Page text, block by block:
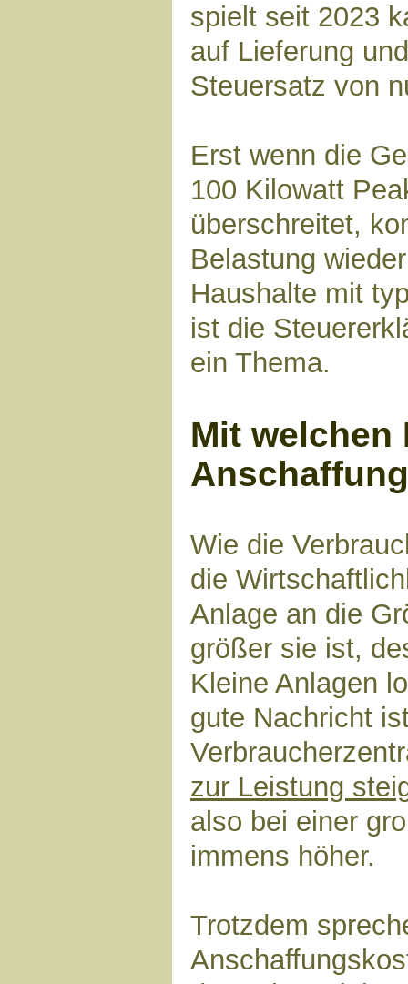
spielt seit 2023
auf Lieferung
Steuersatz von
Erst wenn die
100 Kilowatt
überschreitet,
Belastung
Haushalte mit
ist die
ein Thema.
Mit welchen
Wie die
die
Anlage an die
größer sie ist,
Kleine Anlagen
gute Nachricht
zur Leistung
also bei einer
immens höher.
Trotzdem